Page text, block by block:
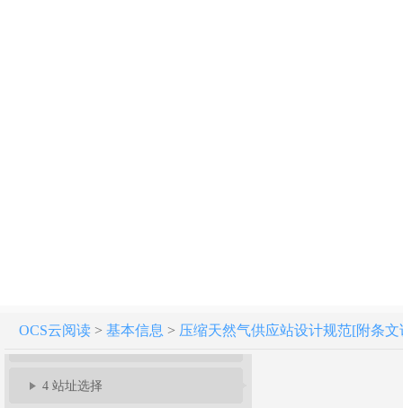
OCS云阅读> 基本信息 > 压缩天然气供应站设计规范[附条文
4 站址选择